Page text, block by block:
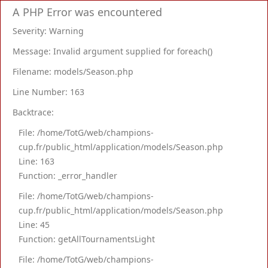
A PHP Error was encountered
Severity: Warning
Message: Invalid argument supplied for foreach()
Filename: models/Season.php
Line Number: 163
Backtrace:
File: /home/TotG/web/champions-
cup.fr/public_html/application/models/Season.php
Line: 163
Function: _error_handler
File: /home/TotG/web/champions-
cup.fr/public_html/application/models/Season.php
Line: 45
Function: getAllTournamentsLight
File: /home/TotG/web/champions-